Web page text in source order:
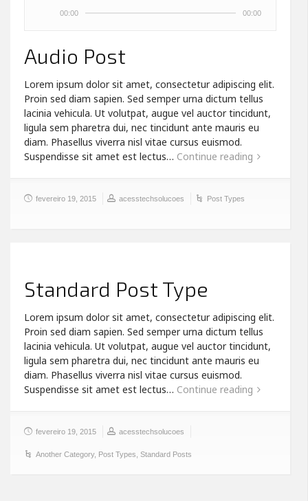
00:00 00:00
Audio Post
Lorem ipsum dolor sit amet, consectetur adipiscing elit.
Proin sed diam sapien. Sed semper urna dictum tellus
lacinia vehicula. Ut volutpat, augue vel auctor tincidunt,
ligula sem pharetra dui, nec tincidunt ante mauris eu
diam. Phasellus viverra nisl vitae cursus euismod.
Suspendisse sit amet est lectus… Continue reading
fevereiro 19, 2015 acesstechsolucoes Post Types
Standard Post Type
Lorem ipsum dolor sit amet, consectetur adipiscing elit.
Proin sed diam sapien. Sed semper urna dictum tellus
lacinia vehicula. Ut volutpat, augue vel auctor tincidunt,
ligula sem pharetra dui, nec tincidunt ante mauris eu
diam. Phasellus viverra nisl vitae cursus euismod.
Suspendisse sit amet est lectus… Continue reading
fevereiro 19, 2015 acesstechsolucoes
Another Category, Post Types Standard Posts